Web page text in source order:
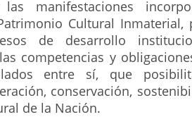
manifestaciones
Cultural
de desarrollo
competencias y
entre sí, que
conservación,
de la Nación.